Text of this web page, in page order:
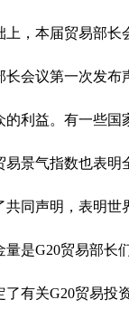
，本届贸易部
议第一次发布
利益。有一些
景气指数也表明
声明，表明世界
G20贸易部长们
关G20贸易投资